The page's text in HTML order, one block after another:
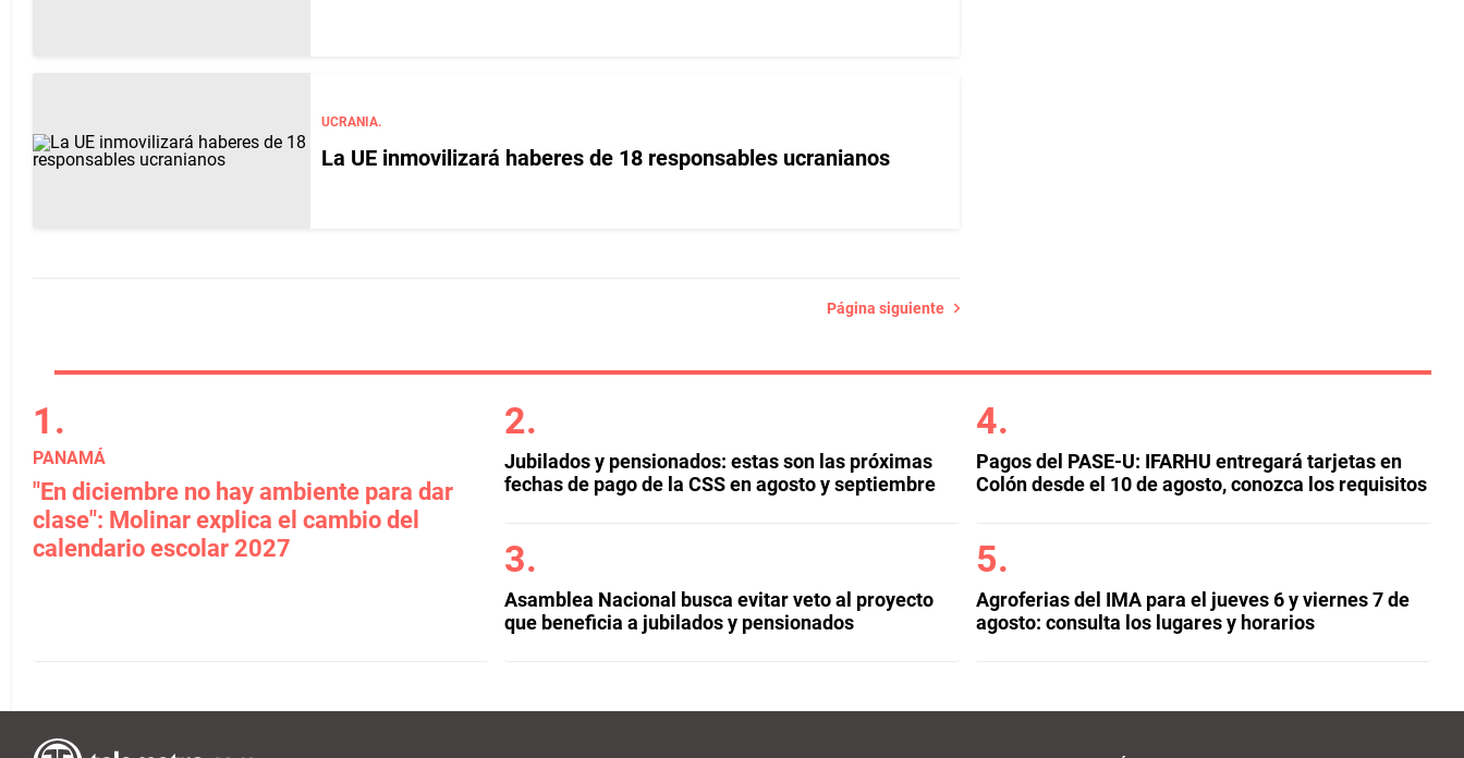
UCRANIA.
La UE inmovilizará haberes de 18 responsables ucranianos
Página siguiente
PANAMÁ
"En diciembre no hay ambiente para dar
clase": Molinar explica el cambio del
calendario escolar 2027
Jubilados y pensionados: estas son las próximas
fechas de pago de la CSS en agosto y septiembre
Asamblea Nacional busca evitar veto al proyecto
que beneficia a jubilados y pensionados
Pagos del PASE-U: IFARHU entregará tarjetas en
Colón desde el 10 de agosto, conozca los requisitos
Agroferias del IMA para el jueves 6 y viernes 7 de
agosto: consulta los lugares y horarios